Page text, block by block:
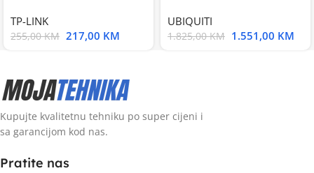
TP-LINK
255,00KM 217,00 KM
UBIQUITI
1.825,00KM 1.551,00 KM
Kupujte kvalitetnu tehniku po super cijeni i
sa garancijom kod nas.
Pratite nas